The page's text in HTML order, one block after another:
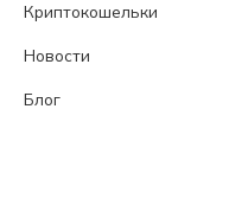
Криптокошельки
Новости
Блог